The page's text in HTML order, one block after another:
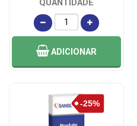
QUANTIDADE
ADICIONAR